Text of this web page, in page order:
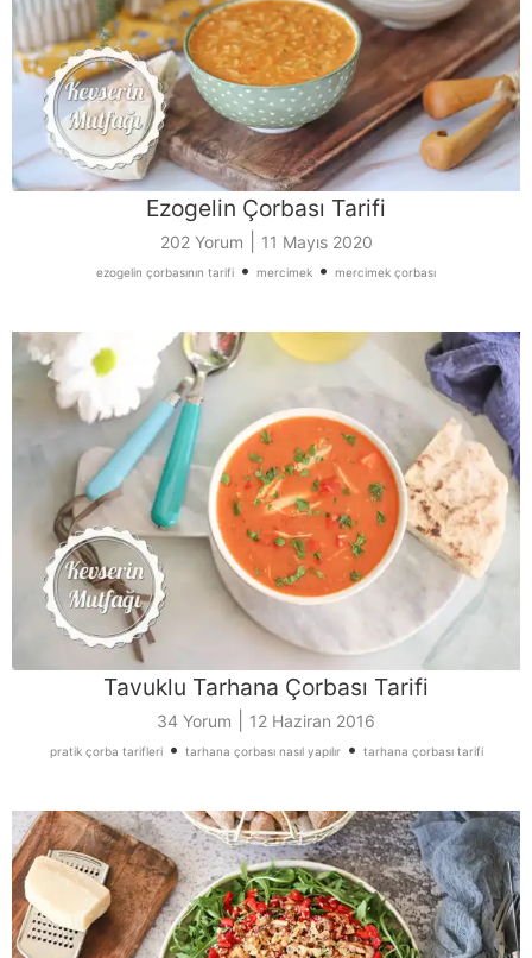
Ezogelin Çorbası Tarifi
202 Yorum 11 Mayıs 2020
ezogelin çorbasının tarifi • mercimek • mercimek çorbası
Tavuklu Tarhana Çorbası Tarifi
34 Yorum 12 Haziran 2016
pratik çorba tarifleri• tarhana çorbası nasıl yapılır• tarhana çorbası tarifi